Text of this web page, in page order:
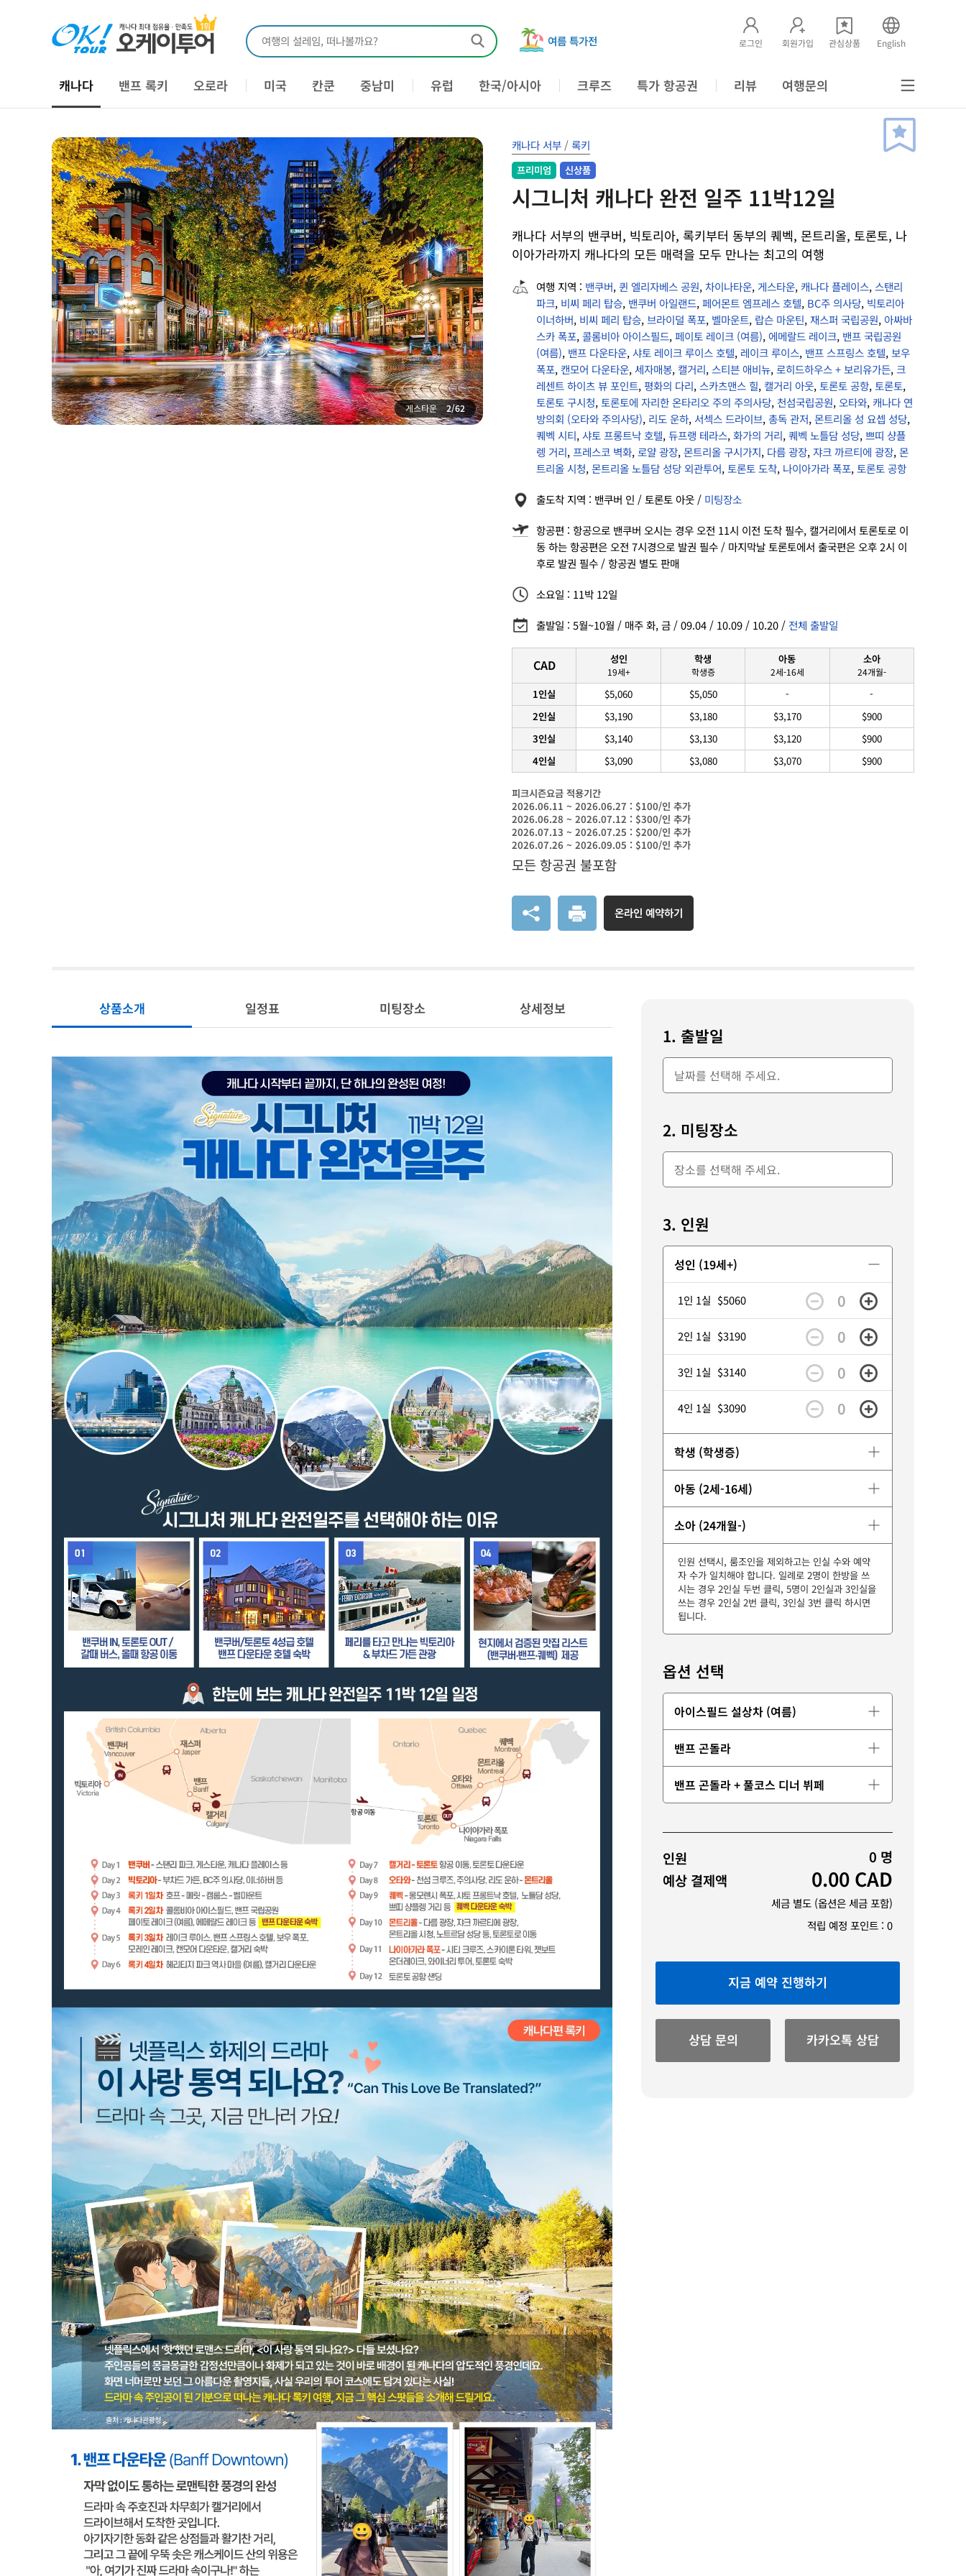
여행의 설레임, 떠나볼까요? 여름 특가전 로그인 회원가입 관심상품 English
캐나다 밴프 록키 오로라 미국 칸쿤 중남미 유럽 한국/아시아 크루즈 특가 항공권 리뷰 여행문의
게스타운 2/62
캐나다 서부 /록키
프리미엄 신상품
시그니처 캐나다 완전 일주 11박12일
캐나다 서부의 밴쿠버, 빅토리아, 록키부터 동부의 퀘벡, 몬트리올, 토론토, 나
이아가라까지 캐나다의 모든 매력을 모두 만나는 최고의 여행
여행 지역 : 밴쿠버, 퀸 엘리자베스 공원, 차이나타운, 게스타운, 캐나다 플레이스, 스탠리
파크, 비씨 페리 탑승, 밴쿠버 아일랜드, 페어몬트 엠프레스 호텔, BC주 의사당, 빅토리아
이너하버, 비씨 페리 탑승, 브라이덜 폭포, 벨마운트, 랍슨 마운틴, 재스퍼 국립공원, 아싸바
스카 폭포, 콜롬비아 아이스필드, 페이토 레이크 (여름), 에메랄드 레이크, 밴프 국립공원
(여름), 밴프 다운타운, 샤토 레이크 루이스 호텔, 레이크 루이스, 밴프 스프링스 호텔, 보우
폭포, 캔모어 다운타운, 세자매봉, 캘거리, 스티븐 애비뉴, 로히드하우스 + 보리유가든, 크
레센트 하이츠 뷰 포인트, 평화의 다리, 스카츠맨스 힐, 캘거리 아웃, 토론토 공항, 토론토,
토론토 구시청, 토론토에 자리한 온타리오 주의 주의사당, 천섬국립공원, 오타와, 캐나다 연
방의회 (오타와 주의사당), 리도 운하, 서섹스 드라이브, 총독 관저, 몬트리올 성 요셉 성당,
퀘벡 시티, 샤토 프롱트낙 호텔, 듀프랭 테라스, 화가의 거리, 퀘벡 노틀담 성당, 쁘띠 샹플
렝 거리, 프레스코 벽화, 로얄 광장, 몬트리올 구시가지, 다름 광장, 쟈크 까르티에 광장, 몬
트리올 시청, 몬트리올 노틀담 성당 외관투어, 토론토 도착, 나이아가라 폭포, 토론토 공항
출도착 지역 : 밴쿠버 인 / 토론토 아웃 / 미팅장소
항공편 : 항공으로 밴쿠버 오시는 경우 오전 11시 이전 도착 필수, 캘거리에서 토론토로 이
동 하는 항공편은 오전 7시경으로 발권 필수 / 마지막날 토론토에서 출국편은 오후 2시 이
후로 발권 필수 / 항공권 별도 판매
소요일 : 11박 12일
출발일 : 5월~10월 / 매주 화, 금 / 09.04 / 10.09 / 10.20 / 전체 출발일
CAD
1인실
2인실
3인실
4인실
성인
19세+
$5,060
$3,190
$3,140
$3,090
학생
학생증
$5,050
$3,180
$3,130
$3,080
아동
2세-16세
-
$3,170
$3,120
$3,070
소아
24개월-
-
$900
$900
$900
피크시즌요금 적용기간
2026.06.11 ~ 2026.06.27 : $100/인 추가
2026.06.28 ~ 2026.07.12 : $300/인 추가
2026.07.13 ~ 2026.07.25 : $200/인 추가
2026.07.26 ~ 2026.09.05 : $100/인 추가
모든 항공권 불포함
온라인 예약하기
상품소개 일정표 미팅장소 상세정보
1. 출발일
2. 미팅장소
3. 인원
성인 (19세+)
1인 1실 $5060 0
2인 1실 $3190 0
3인 1실 $3140 0
4인 1실 $3090 0
학생 (학생증)
아동 (2세-16세)
소아 (24개월-)
인원 선택시, 룸조인을 제외하고는 인실 수와 예약
자 수가 일치해야 합니다. 일례로 2명이 한방을 쓰
시는 경우 2인실 두번 클릭, 5명이 2인실과 3인실을
쓰는 경우 2인실 2번 클릭, 3인실 3번 클릭 하시면
됩니다.
옵션 선택
아이스필드 설상차 (여름)
밴프 곤돌라
밴프 곤돌라 + 풀코스 디너 뷔페
0 명
인원
0.00 CAD
예상 결제액
세금 별도 (옵션은 세금 포함)
적립 예정 포인트 : 0
지금 예약 진행하기
상담 문의 카카오톡 상담